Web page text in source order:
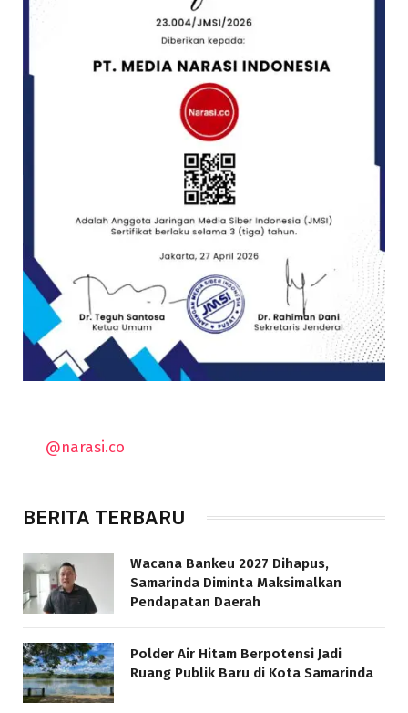
@narasi.co
BERITA TERBARU
Wacana Bankeu 2027 Dihapus,
Samarinda Diminta Maksimalkan
Pendapatan Daerah
Polder Air Hitam Berpotensi Jadi
Ruang Publik Baru di Kota Samarinda